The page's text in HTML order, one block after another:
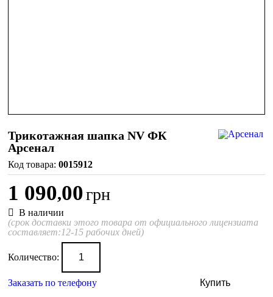
Трикотажная шапка NV ФК
Арсенал
0015912
1 090,00грн
В наличии
(срок доставки этого товара от официального лицензиата
составляет:12-15 рабочих дней)
Количество:
Заказать по телефону
Купить